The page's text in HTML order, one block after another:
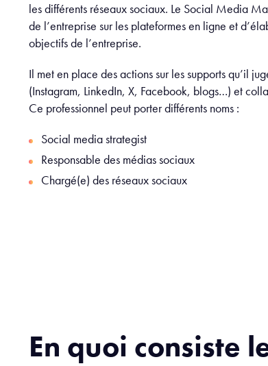
les différents réseaux sociaux. Le Social Media
de l’entreprise sur les plateformes en ligne et
objectifs de l’entreprise.
Il met en place des actions sur les supports qu’il
(Instagram, LinkedIn, X, Facebook, blogs…) et
Ce professionnel peut porter différents noms :
Social media strategist
Responsable des médias sociaux
Chargé(e) des réseaux sociaux
En quoi consiste